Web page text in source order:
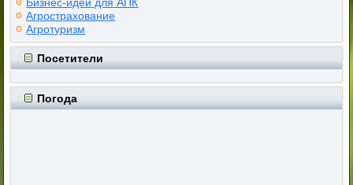
Агрострахование
Агротуризм
Посетители
Погода